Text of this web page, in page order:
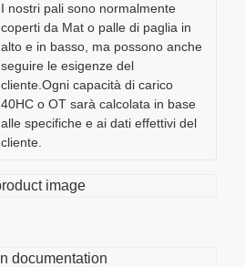
I nostri pali sono normalmente
coperti da Mat o palle di paglia in
alto e in basso, ma possono anche
seguire le esigenze del
cliente.Ogni capacità di carico
40HC o OT sarà calcolata in base
alle specifiche e ai dati effettivi del
cliente.